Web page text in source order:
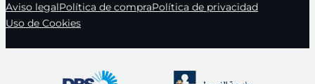
Aviso legalPolítica de compraPolítica de privacidad
Uso de Cookies